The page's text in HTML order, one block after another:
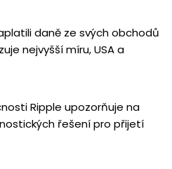
daně ze svých obchodů
nejvyšší míru, USA a
Ripple upozorňuje na
řešení pro přijetí